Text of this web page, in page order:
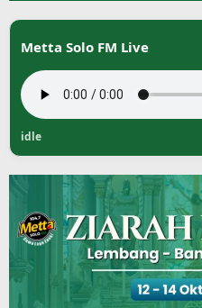
Metta Solo FM Live
idle